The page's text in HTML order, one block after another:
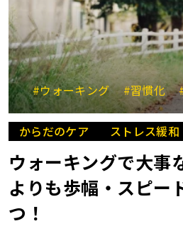
#ウォーキング #習慣化
からだのケア ストレス緩和
ウォーキングで大事
よりも歩幅・スピー
つ！